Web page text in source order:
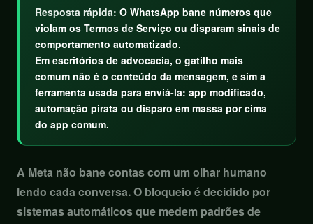
Resposta rápida: O WhatsApp bane números que
violam os Termos de Serviço ou disparam sinais de
comportamento automatizado.
Em escritórios de advocacia, o gatilho mais
comum não é o conteúdo da mensagem, e sim a
ferramenta usada para enviá-la: app modificado,
automação pirata ou disparo em massa por cima
do app comum.
A Meta não bane contas com um olhar humano
lendo cada conversa. O bloqueio é decidido por
sistemas automáticos que medem padrões de